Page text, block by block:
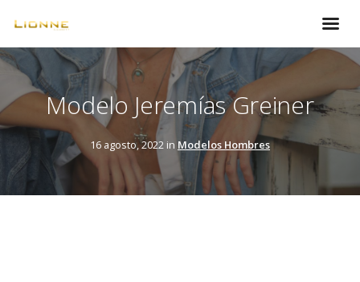
Modelo Jeremías Greiner
16 agosto, 2022 in Modelos Hombres